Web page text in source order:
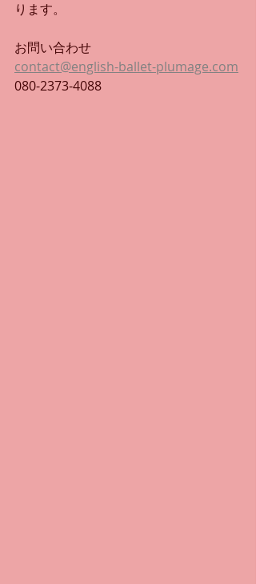
ります。
お問い合わせ
contact@english-ballet-plumage.com
080-2373-4088